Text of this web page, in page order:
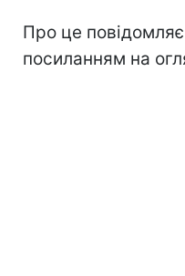
Про це повідомляє
посиланням на